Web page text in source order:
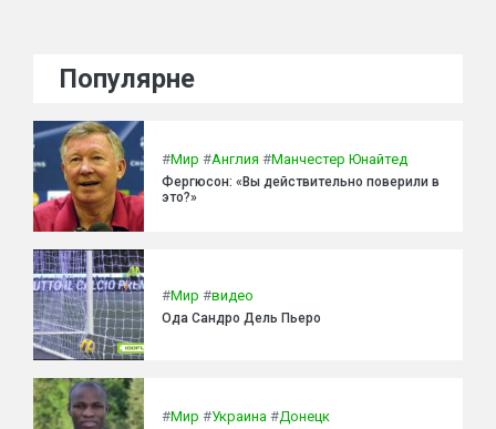
Популярне
#Мир #Англия #Манчестер Юнайтед
Фергюсон: «Вы действительно поверили в
это?»
#Мир #видео
Ода Сандро Дель Пьеро
#Мир #Украина #Донецк